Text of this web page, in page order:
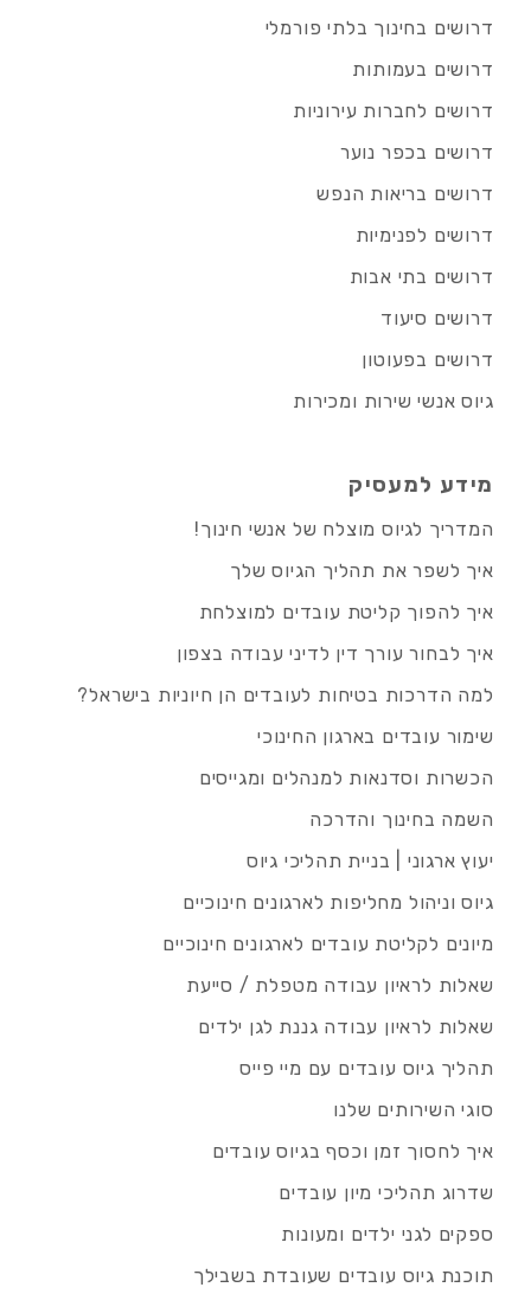
דרושים בחינוך בלתי פורמלי
דרושים בעמותות
דרושים לחברות עירוניות
דרושים בכפר נוער
דרושים בריאות הנפש
דרושים לפנימיות
דרושים בתי אבות
דרושים סיעוד
דרושים בפעוטון
גיוס אנשי שירות ומכירות
מידע למעסיק
המדריך לגיוס מוצלח של אנשי חינוך!
איך לשפר את תהליך הגיוס שלך
איך להפוך קליטת עובדים למוצלחת
איך לבחור עורך דין לדיני עבודה בצפון
למה הדרכות בטיחות לעובדים הן חיוניות בישראל?
שימור עובדים בארגון החינוכי
הכשרות וסדנאות למנהלים ומגייסים
השמה בחינוך והדרכה
יעוץ ארגוני | בניית תהליכי גיוס
גיוס וניהול מחליפות לארגונים חינוכיים
מיונים לקליטת עובדים לארגונים חינוכיים
שאלות לראיון עבודה מטפלת / סייעת
שאלות לראיון עבודה גננת לגן ילדים
תהליך גיוס עובדים עם מיי פייס
סוגי השירותים שלנו
איך לחסוך זמן וכסף בגיוס עובדים
שדרוג תהליכי מיון עובדים
ספקים לגני ילדים ומעונות
תוכנת גיוס עובדים שעובדת בשבילך